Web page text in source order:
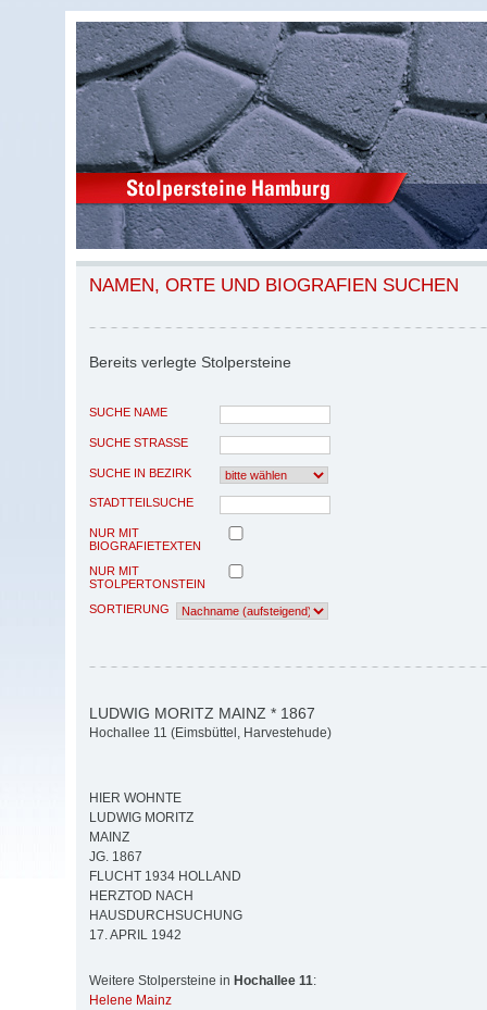
NAMEN, ORTE UND BIOGRAFIEN SUCHEN
Bereits verlegte Stolpersteine
SUCHE NAME
SUCHE STRASSE
SUCHE IN BEZIRK
STADTTEILSUCHE
NUR MIT
BIOGRAFIETEXTEN
NUR MIT
STOLPERTONSTEIN
SORTIERUNG
LUDWIG MORITZ MAINZ * 1867
Hochallee 11 (Eimsbüttel, Harvestehude)
HIER WOHNTE
LUDWIG MORITZ
MAINZ
JG. 1867
FLUCHT 1934 HOLLAND
HERZTOD NACH
HAUSDURCHSUCHUNG
17. APRIL 1942
Weitere Stolpersteine in Hochallee 11:
Helene Mainz